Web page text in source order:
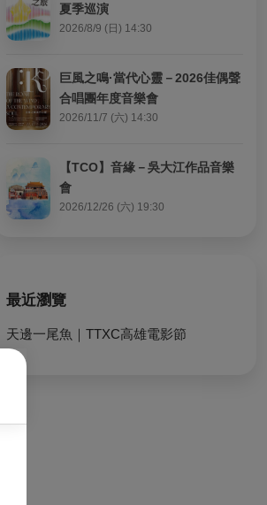
夏季巡演
2026/8/9 (日) 14:30
巨風之鳴·當代心靈－2026佳偶聲
合唱團年度音樂會
2026/11/7 (六) 14:30
【TCO】音緣－吳大江作品音樂
會
2026/12/26 (六) 19:30
最近瀏覽
天邊一尾魚｜TTXC高雄電影節